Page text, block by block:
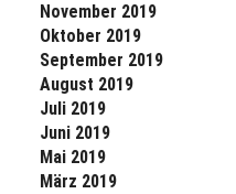
November 2019
Oktober 2019
September 2019
August 2019
Juli 2019
Juni 2019
Mai 2019
März 2019